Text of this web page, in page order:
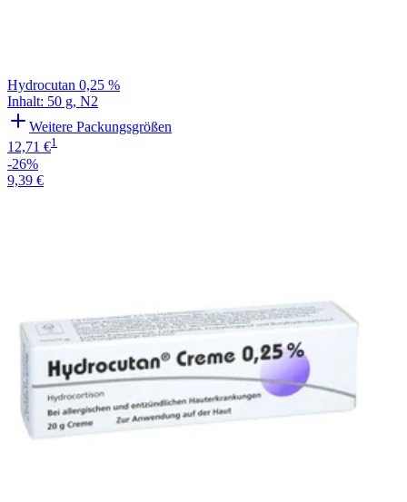
Hydrocutan 0,25 %
Inhalt: 50 g, N2
Weitere Packungsgrößen
12,71 €1
-26%
9,39 €